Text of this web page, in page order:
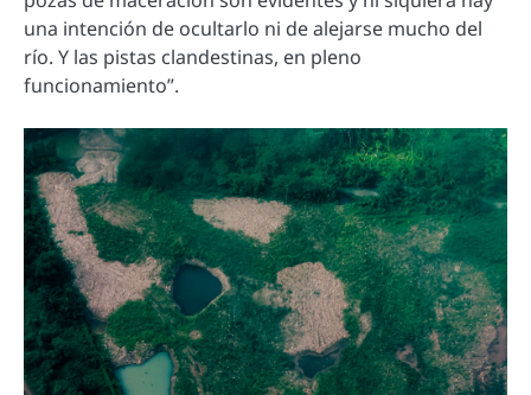
una intención de ocultarlo ni de alejarse mucho del
río. Y las pistas clandestinas, en pleno
funcionamiento”.